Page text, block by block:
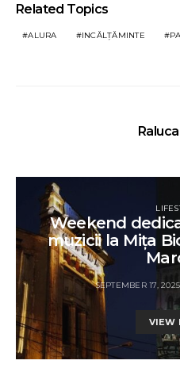
Related Topics
ALURA INCĂLȚĂMINTE
Weekend
muzicii la Mița
SEPTEMBER 17, 2025
VIEW